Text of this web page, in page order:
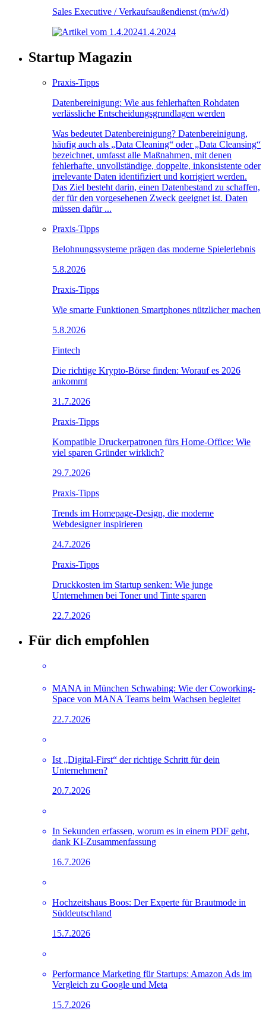
Sales Executive / Verkaufsaußendienst (m/w/d)
1.4.2024
Startup Magazin
Praxis-Tipps
Datenbereinigung: Wie aus fehlerhaften Rohdaten
verlässliche Entscheidungsgrundlagen werden
Was bedeutet Datenbereinigung? Datenbereinigung,
häufig auch als „Data Cleaning“ oder „Data Cleansing“
bezeichnet, umfasst alle Maßnahmen, mit denen
fehlerhafte, unvollständige, doppelte, inkonsistente oder
irrelevante Daten identifiziert und korrigiert werden.
Das Ziel besteht darin, einen Datenbestand zu schaffen,
der für den vorgesehenen Zweck geeignet ist. Daten
müssen dafür ...
Praxis-Tipps
Belohnungssysteme prägen das moderne Spielerlebnis
5.8.2026
Praxis-Tipps
Wie smarte Funktionen Smartphones nützlicher machen
5.8.2026
Fintech
Die richtige Krypto-Börse finden: Worauf es 2026
ankommt
31.7.2026
Praxis-Tipps
Kompatible Druckerpatronen fürs Home-Office: Wie
viel sparen Gründer wirklich?
29.7.2026
Praxis-Tipps
Trends im Homepage-Design, die moderne
Webdesigner inspirieren
24.7.2026
Praxis-Tipps
Druckkosten im Startup senken: Wie junge
Unternehmen bei Toner und Tinte sparen
22.7.2026
Für dich empfohlen
MANA in München Schwabing: Wie der Coworking-
Space von MANA Teams beim Wachsen begleitet
22.7.2026
Ist „Digital-First“ der richtige Schritt für dein
Unternehmen?
20.7.2026
In Sekunden erfassen, worum es in einem PDF geht,
dank KI-Zusammenfassung
16.7.2026
Hochzeitshaus Boos: Der Experte für Brautmode in
Süddeutschland
15.7.2026
Performance Marketing für Startups: Amazon Ads im
Vergleich zu Google und Meta
15.7.2026